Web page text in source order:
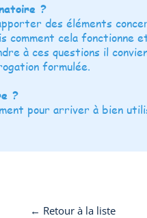
?
des éléments
comment cela
à ces questions il
formulée.
?
pour arriver à bien
← Retour à la liste